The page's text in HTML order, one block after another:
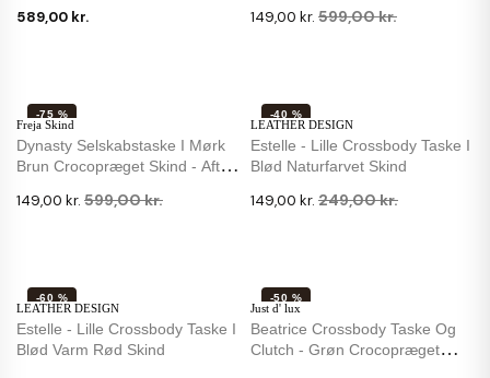
589,00 kr. 149,00 kr. 599,00 kr.
Freja Skind
Dynasty Selskabstaske I Mørk
Brun Crocopræget Skind - Aft.
149,00 kr. 599,00 kr.
-75 %
LEATHER DESIGN
Estelle - Lille Crossbody Taske I
Blød Naturfarvet Skind
149,00 kr. 249,00 kr.
-40 %
LEATHER DESIGN
Estelle - Lille Crossbody Taske I
Blød Varm Rød Skind
-60 %
Just d' lux
Beatrice Crossbody Taske Og
Clutch - Grøn Crocopræget
-50 %